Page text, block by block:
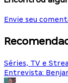
Envie seu
Séries, TV e
Entrevista: